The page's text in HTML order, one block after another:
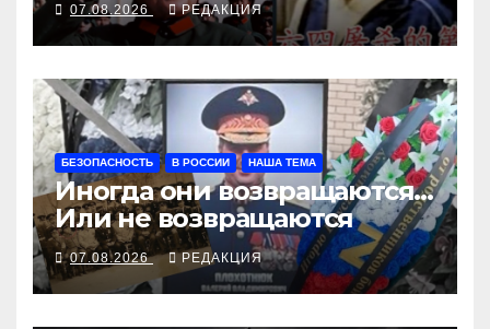
07.08.2026 РЕДАКЦИЯ
БЕЗОПАСНОСТЬ В РОССИИ НАША ТЕМА
Иногда они возвращаются…
Или не возвращаются
07.08.2026 РЕДАКЦИЯ